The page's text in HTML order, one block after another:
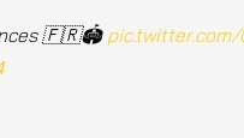
🇫🇷🏟️ pic.twitter.com/